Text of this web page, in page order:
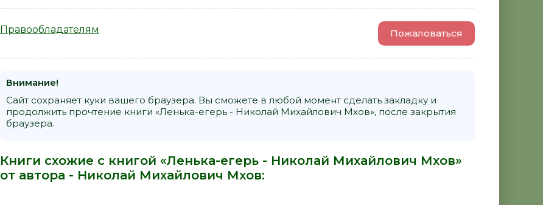
Правообладателям Пожаловаться
Внимание!
Сайт сохраняет куки вашего браузера. Вы сможете в любой момент сделать закладку и
продолжить прочтение книги «Ленька-егерь - Николай Михайлович Мхов», после закрытия
браузера.
Книги схожие с книгой «Ленька-егерь - Николай Михайлович Мхов»
от автора - Николай Михайлович Мхов: